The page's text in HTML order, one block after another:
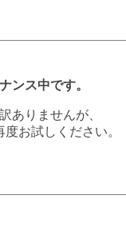
ンス中です。
ありませんが、
お試しください。